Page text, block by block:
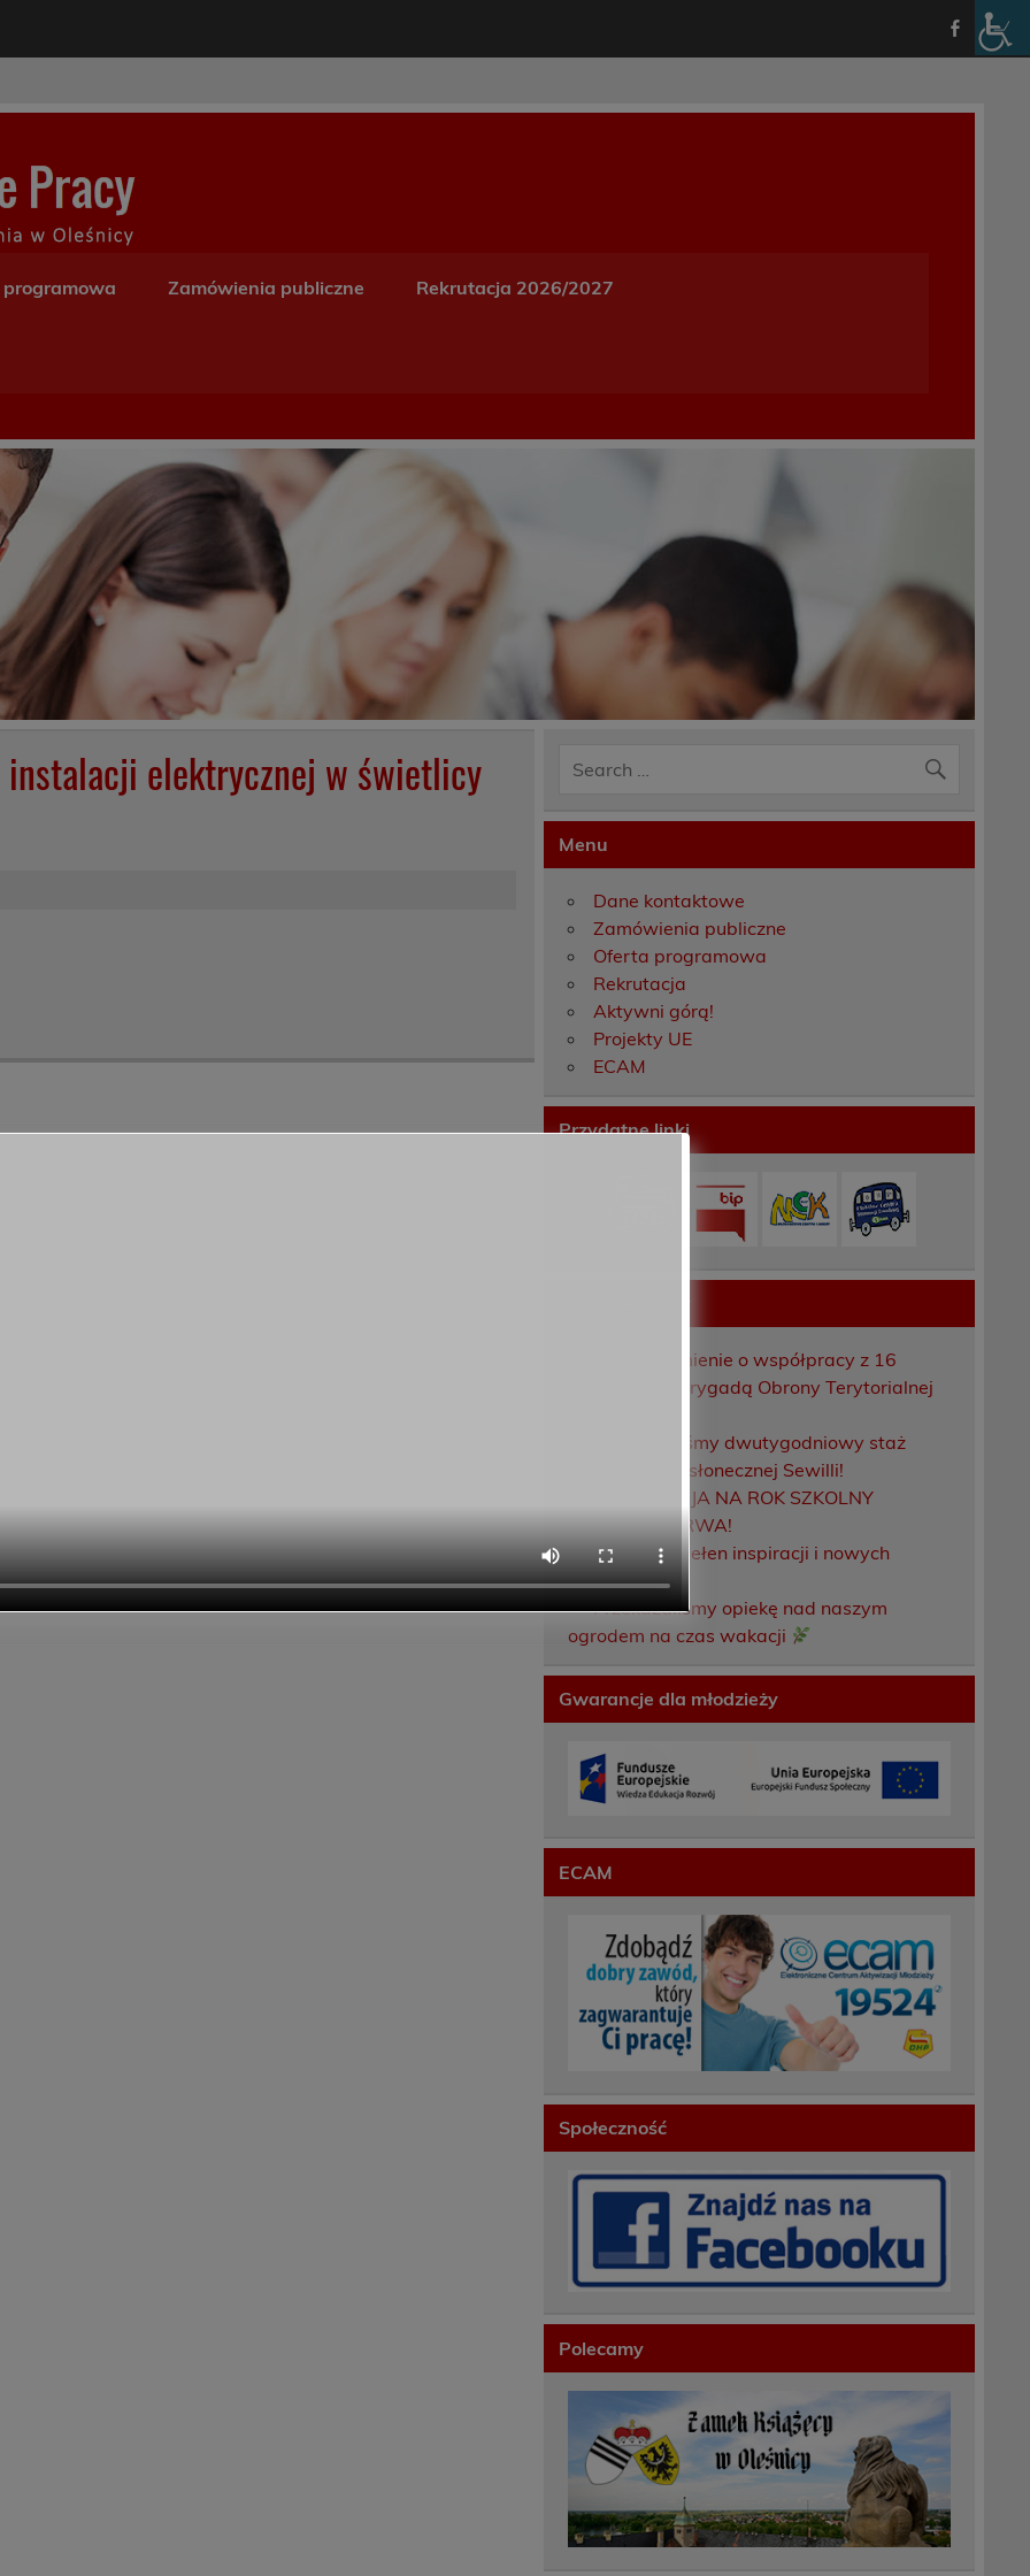
Zamówienia publiczne Rekrutacja 2026/2027
elektrycznej w świetlicy
Menu
Dane kontaktowe
Zamówienia publiczne
Oferta programowa
Rekrutacja
Aktywni górą!
Projekty UE
ECAM
Przydatne linki
Porozumienie o współpracy z 16
Dolnośląską Brygadą Obrony Terytorialnej
Zakończyliśmy dwutygodniowy staż
zawodowy w słonecznej Sewilli!
REKRUTACJA NA ROK SZKOLNY
2026/2027 TRWA!
Weekend pełen inspiracji i nowych
doświadczeń!
Przekazaliśmy opiekę nad naszym
ogrodem na czas wakacji
Gwarancje dla młodzieży
ECAM
Społeczność
Polecamy